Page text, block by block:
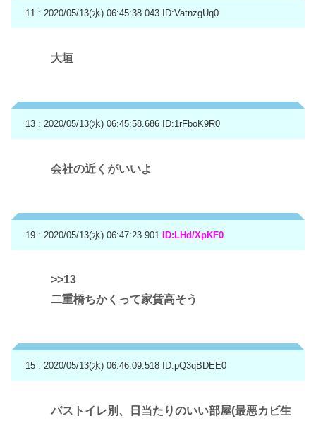
11 : 2020/05/13(水) 06:45:38.043 ID:VatnzgUq0
大垣
13 : 2020/05/13(水) 06:45:58.686 ID:1rFboK9R0
会社の近くがいいよ
19 : 2020/05/13(水) 06:47:23.901 ID:LHd/XpKF0
>>13
二重橋ちかくって家賃高そう
15 : 2020/05/13(水) 06:46:09.518 ID:pQ3qBDEE0
バストイレ別、日当たりのいい部屋(最悪カビ生